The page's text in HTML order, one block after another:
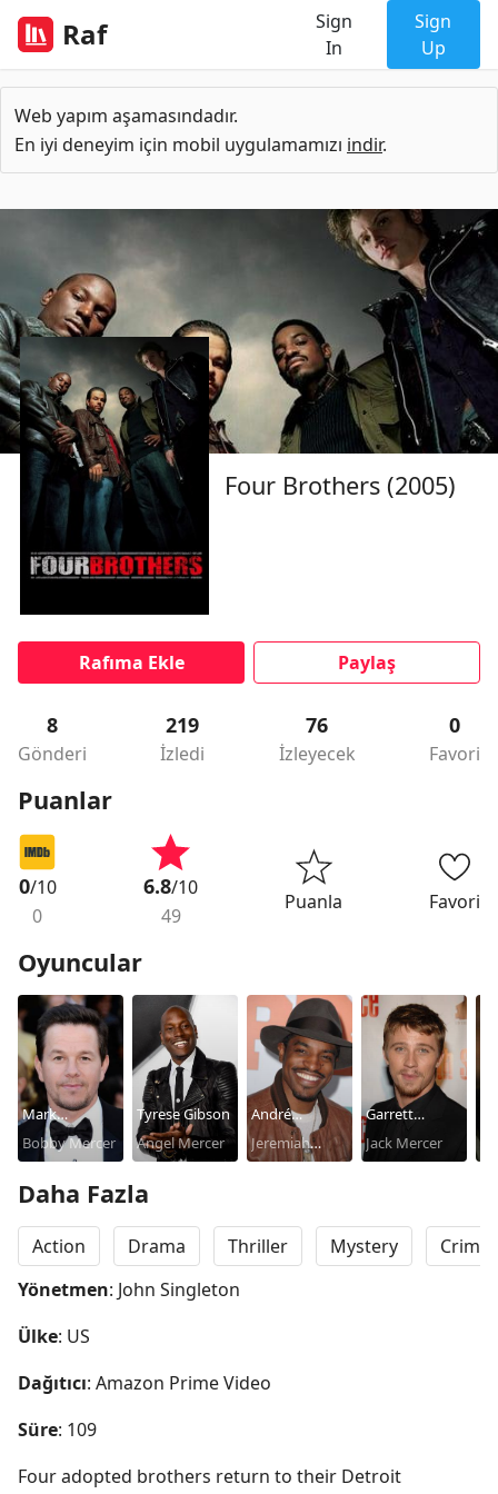
Raf
Sign
In
Sign
Up
Web yapım aşamasındadır.
En iyi deneyim için mobil uygulamamızı indir.
Four Brothers (2005)
Rafıma Ekle Paylaş
8
Gönderi
219
İzledi
76
İzleyecek
0
Favori
Puanlar
0/10
0
6.8/10
49
Puanla Favori
Oyuncular
Mark
Wahlberg
Bobby Mercer
Tyrese Gibson
Angel Mercer
André
Benjamin
Jeremiah
Garrett
Hedlund
Jack Mercer
Daha Fazla
Action Drama Thriller Mystery
Crime
Yönetmen: John Singleton
Ülke: US
Dağıtıcı: Amazon Prime Video
Süre: 109
Four adopted brothers return to their Detroit